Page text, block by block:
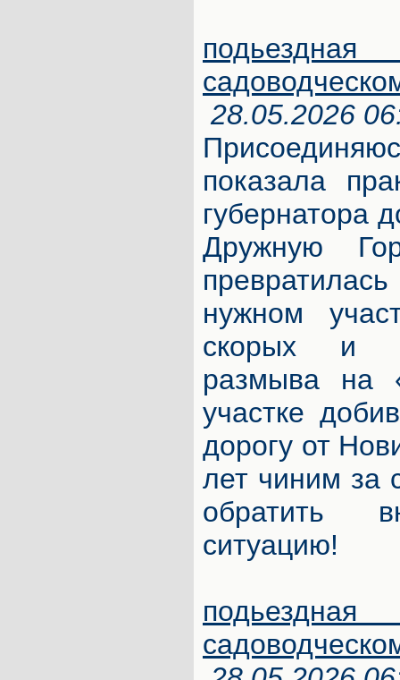
28.05.2026
показала
губернатора
Дружную
нужном
скорых и
размыва на
участке
дорогу от
лет чиним за
обратить
ситуацию!